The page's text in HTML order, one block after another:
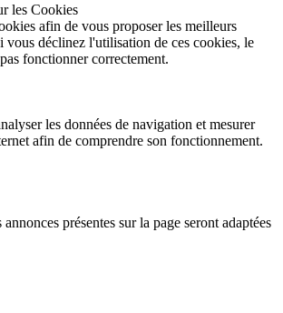
les Cookies
afin de vous proposer les meilleurs
vous déclinez l'utilisation de ces cookies, le
fonctionner correctement.
les données de navigation et mesurer
afin de comprendre son fonctionnement.
présentes sur la page seront adaptées